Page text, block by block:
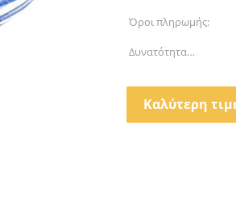
Όροι πληρωμής:
Δυνατότητα
Καλύτερη